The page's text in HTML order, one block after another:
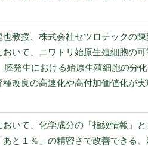
教授、株式会社セツロテックの
いて、ニワトリ始原生殖細胞の
発生における始原生殖細胞の分
改良の高速化や高付加価値化が
いて、化学成分の「指紋情報」
と１％」の精密さで改善できる